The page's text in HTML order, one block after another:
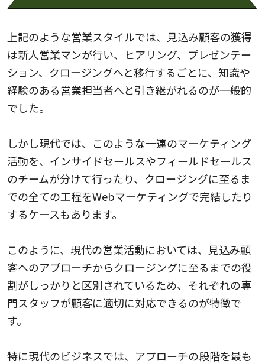
上記のような営業スタイルでは、見込み顧客の獲得
は新人営業マンが行い、ヒアリング、プレゼンテー
ション、クロージングへと移行するごとに、知識や
経験のある営業担当者へと引き継がれるのが一般的
でした。
しかし現代では、このような一連のマーケティング
活動を、インサイドセールスやフィールドセールス
のチームが分けて行ったり、クロージングに至るま
での全ての工程をWebマーケティングで完結したり
するケースもあります。
このように、現代の営業活動においては、見込み顧
客へのアプローチからクロージングに至るまでの役
割がしっかりと区別されているため、それぞれの専
門スタッフが顧客に適切に対応できるのが特徴で
す。
特に現代のビジネスでは、アプローチの段階を最も